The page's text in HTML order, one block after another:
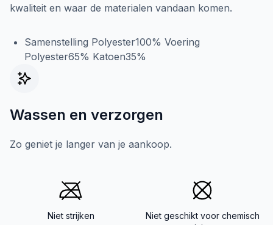
kwaliteit en waar de materialen vandaan komen.
Samenstelling Polyester100% Voering
Polyester65% Katoen35%
Wassen en verzorgen
Zo geniet je langer van je aankoop.
Niet strijken
Niet geschikt voor chemisch